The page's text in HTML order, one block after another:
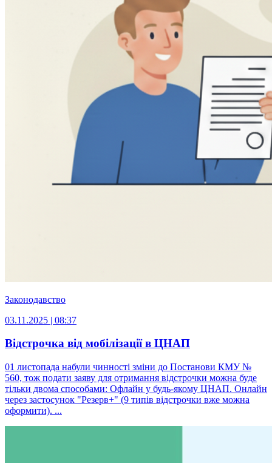
Законодавство
03.11.2025 | 08:37
Відстрочка від мобілізації в ЦНАП
01 листопада набули чинності зміни до Постанови КМУ №
560, тож подати заяву для отримання відстрочки можна буде
тільки двома способами: Офлайн у будь-якому ЦНАП. Онлайн
через застосунок "Резерв+" (9 типів відстрочки вже можна
оформити). ...